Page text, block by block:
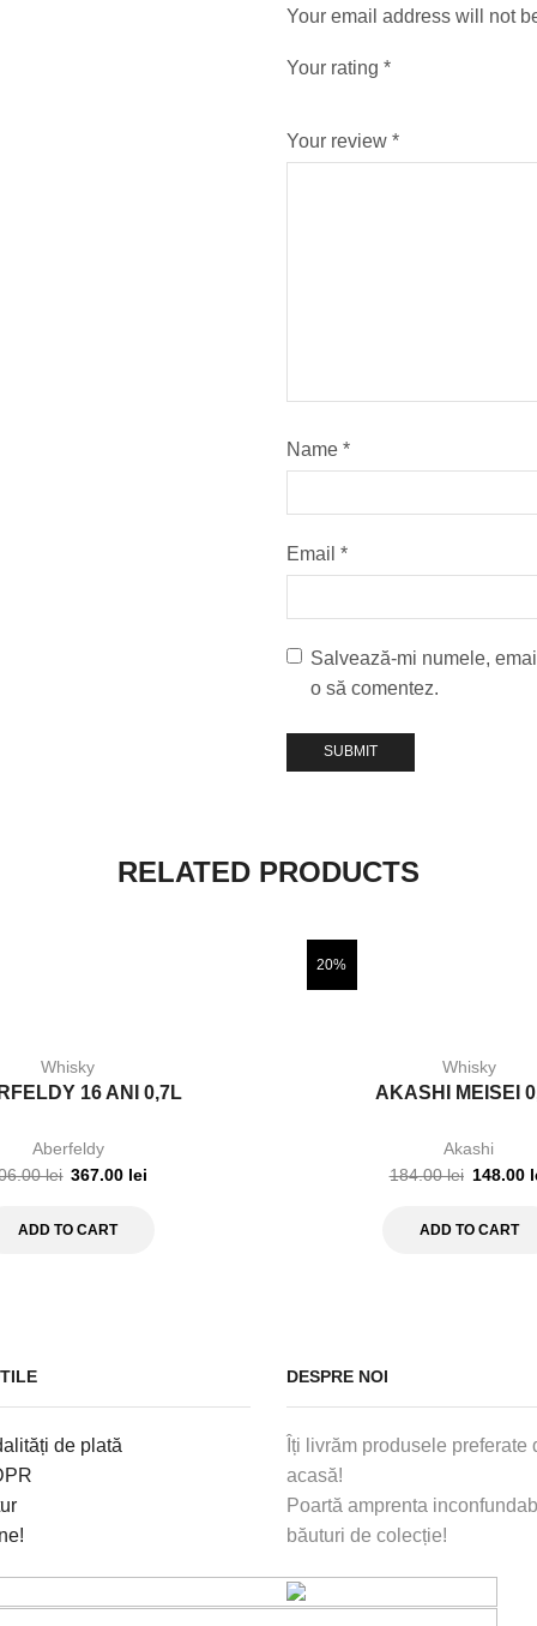
Your email address will not
Your rating *
Your review *
Name *
Email *
Salvează-mi numele,
o să comentez.
RELATED PRODUCTS
Whisky
16 ANI 0,7L
Aberfeldy
lei 367.00 lei
ADD TO CART
20%
Whisky
AKASHI MEISEI
Akashi
184.00lei 148.00
ADD TO CART
de plată
DESPRE NOI
Îți livrăm produsele preferate
acasă!
Poartă amprenta
băuturi de colecție!